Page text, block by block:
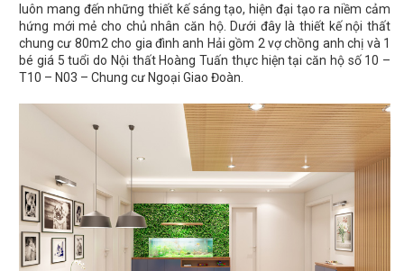
luôn mang đến những thiết kế sáng tạo, hiện đại tạo ra niềm cảm
hứng mới mẻ cho chủ nhân căn hộ. Dưới đây là thiết kế nội thất
chung cư 80m2 cho gia đình anh Hải gồm 2 vợ chồng anh chị và 1
bé giá 5 tuổi do Nội thất Hoàng Tuấn thực hiện tại căn hộ số 10 –
T10 – N03 – Chung cư Ngoại Giao Đoàn.